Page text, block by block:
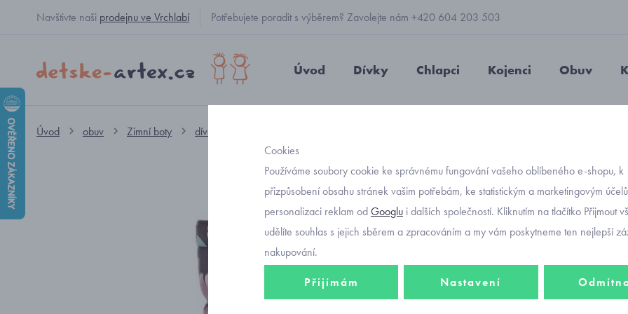
Navštivte naši prodejnu ve Vrchlabí Potřebujete poradit s výběrem? Zavolejte nám +420 604 203 503
Úvod Dívky Chlapci Kojenci Obuv
Úvod obuv Zimní boty dívčí sněhule
Objednávací
Deep
1 275
Cookies
Používáme soubory cookie ke správnému fungování vašeho oblíbeného e-shopu, k
přizpůsobení obsahu stránek vašim potřebám, ke statistickým a marketingovým
personalizaci reklam odGooglu i dalších společností. Kliknutím na tlačítko Přijmout
udělíte souhlas s jejich sběrem a zpracováním a my vám poskytneme ten nejlepší
nakupování.
Přijímám Nastavení